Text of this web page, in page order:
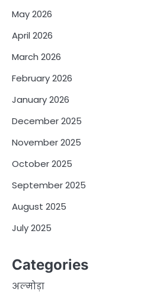
May 2026
April 2026
March 2026
February 2026
January 2026
December 2025
November 2025
October 2025
September 2025
August 2025
July 2025
Categories
अल्मोड़ा